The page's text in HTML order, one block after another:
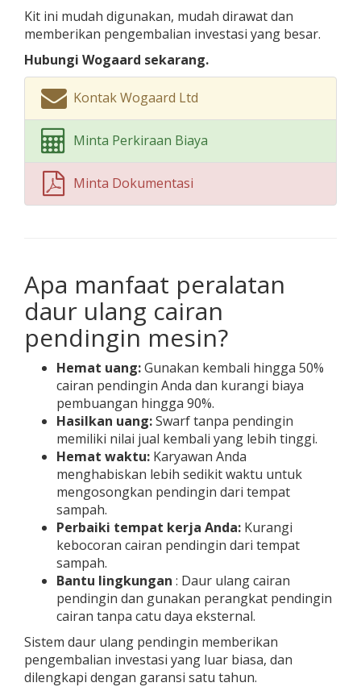
Kit ini mudah digunakan, mudah dirawat dan
memberikan pengembalian investasi yang besar.
Hubungi Wogaard sekarang.
Kontak Wogaard Ltd
Minta Perkiraan Biaya
Minta Dokumentasi
Apa manfaat peralatan
daur ulang cairan
pendingin mesin?
Hemat uang:Gunakan kembali hingga 50%
cairan pendingin Anda dan kurangi biaya
pembuangan hingga 90%.
Hasilkan uang:Swarf tanpa pendingin
memiliki nilai jual kembali yang lebih tinggi.
Hemat waktu: Karyawan Anda
menghabiskan lebih sedikit waktu untuk
mengosongkan pendingin dari tempat
sampah.
Perbaiki tempat kerja Anda: Kurangi
kebocoran cairan pendingin dari tempat
sampah.
Bantu lingkungan : Daur ulang cairan
pendingin dan gunakan perangkat pendingin
cairan tanpa catu daya eksternal.
Sistem daur ulang pendingin memberikan
pengembalian investasi yang luar biasa, dan
dilengkapi dengan garansi satu tahun.